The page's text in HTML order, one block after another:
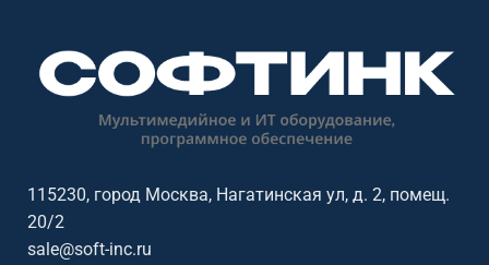
3840x2160@60Гц (16:9), сенсор:
20 касаний, яркость: 400, ос /
совместимость: Android.
3840x2160@60Гц (16:9), сенсор:
20 касаний, яркость: 400, ос /
совместимость: Android.
115230, город Москва, Нагатинская ул, д. 2, помещ.
20/2
sale@soft-inc.ru